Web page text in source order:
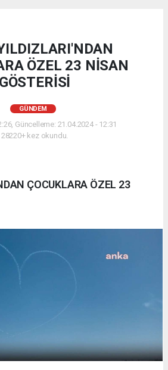
ÖZEL 23 NİSAN
GÖSTERİSİ
GÜNDEM
Güncelleme: 21.04.2024 - 12:31
28220+ kez okundu.
ÇOCUKLARA ÖZEL 23